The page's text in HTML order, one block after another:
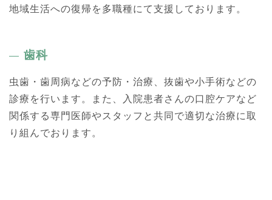
地域生活への復帰を多職種にて支援しております。
歯科
虫歯・歯周病などの予防・治療、抜歯や小手術などの
診療を行います。また、入院患者さんの口腔ケアなど
関係する専門医師やスタッフと共同で適切な治療に取
り組んでおります。